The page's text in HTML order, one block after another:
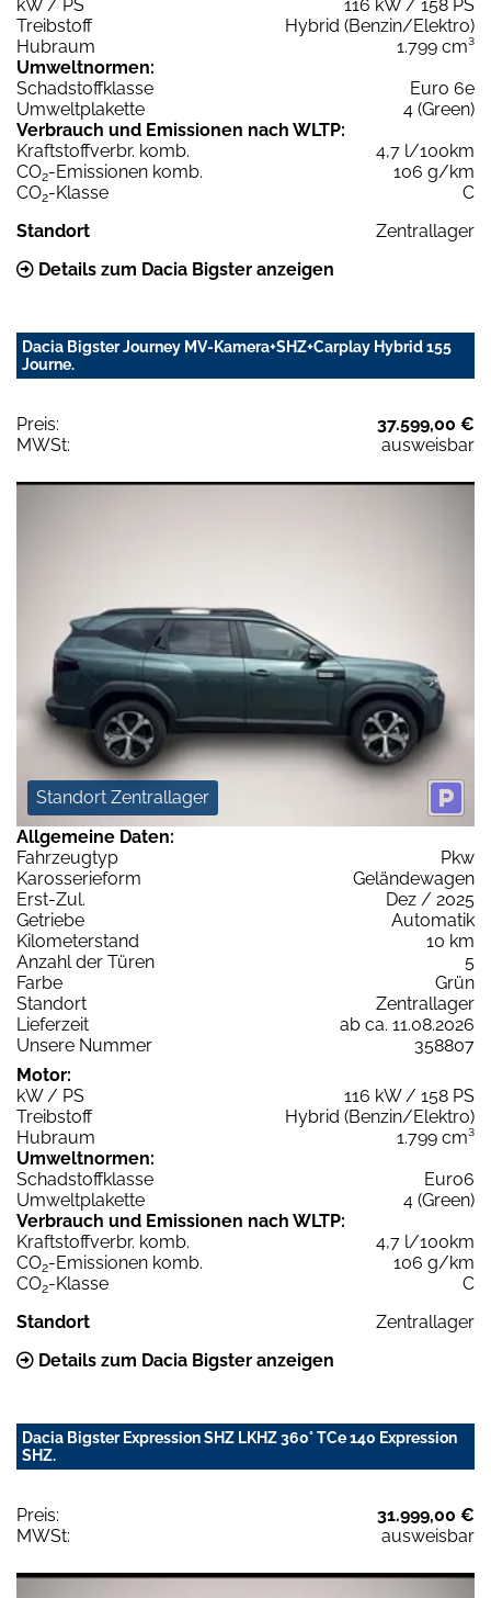
kW / PS
116 kW / 158 PS
Treibstoff
Hybrid (Benzin/Elektro)
Hubraum
1.799 cm³
Umweltnormen:
Schadstoffklasse
Euro 6e
Umweltplakette
4 (Green)
Verbrauch und Emissionen nach WLTP:
Kraftstoffverbr. komb.
4,7 l/100km
CO2-Emissionen komb.
106 g/km
CO2-Klasse
C
Standort
Zentrallager
Details zum Dacia Bigster anzeigen
Dacia Bigster Journey MV-Kamera+SHZ+Carplay Hybrid 155
Journe.
Preis:
37.599,00 €
MWSt:
ausweisbar
Standort Zentrallager
Allgemeine Daten:
Fahrzeugtyp
Pkw
Karosserieform
Geländewagen
Erst-Zul.
Dez / 2025
Getriebe
Automatik
Kilometerstand
10 km
Anzahl der Türen
5
Farbe
Grün
Standort
Zentrallager
Lieferzeit
ab ca. 11.08.2026
Unsere Nummer
358807
Motor:
kW / PS
116 kW / 158 PS
Treibstoff
Hybrid (Benzin/Elektro)
Hubraum
1.799 cm³
Umweltnormen:
Schadstoffklasse
Euro6
Umweltplakette
4 (Green)
Verbrauch und Emissionen nach WLTP:
Kraftstoffverbr. komb.
4,7 l/100km
CO2-Emissionen komb.
106 g/km
CO2-Klasse
C
Standort
Zentrallager
Details zum Dacia Bigster anzeigen
Dacia Bigster Expression SHZ LKHZ 360° TCe 140 Expression
SHZ.
Preis:
31.999,00 €
MWSt:
ausweisbar